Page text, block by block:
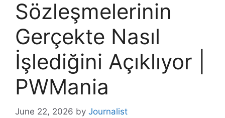
Sözleşmelerinin
Gerçekte Nasıl
İşlediğini Açıklıyor |
PWMania
June 22, 2026 by Journalist